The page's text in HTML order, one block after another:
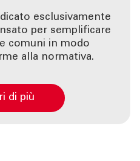
esclusivamente
per semplificare
comuni in modo
alla normativa.
di più